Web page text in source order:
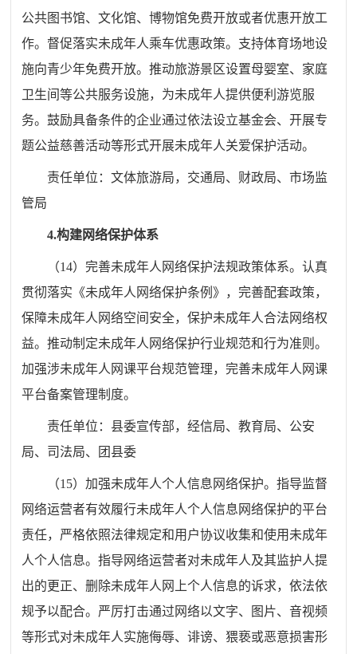
公共图书馆、文化馆、博物馆免费开放或者优惠开放工
作。督促落实未成年人乘车优惠政策。支持体育场地设
施向青少年免费开放。推动旅游景区设置母婴室、家庭
卫生间等公共服务设施，为未成年人提供便利游览服
务。鼓励具备条件的企业通过依法设立基金会、开展专
题公益慈善活动等形式开展未成年人关爱保护活动。
责任单位：文体旅游局，交通局、 财政局、市场监
管局
4.构建网络保护体系
（14）完善未成年人网络保护法规政策体系。认真
贯彻落实《未成年人网络保护条例》，完善配套政策，
保障未成年人网络空间安全，保护未成年人合法网络权
益。推动制定未成年人网络保护行业规范和行为准则。
加强涉未成年人网课平台规范管理，完善未成年人网课
平台备案管理制度。
责任单位： 县委宣传部，经信局、教育局、公安
局、司法局、团 县委
（15）加强未成年人个人信息网络保护。指导监督
网络运营者有效履行未成年人个人信息网络保护的平台
责任，严格依照法律规定和用户协议收集和使用未成年
人个人信息。指导网络运营者对未成年人及其监护人提
出的更正、删除未成年人网上个人信息的诉求，依法依
规予以配合。严厉打击通过网络以文字、图片、音视频
等形式对未成年人实施侮辱、诽谤、猥亵或恶意损害形